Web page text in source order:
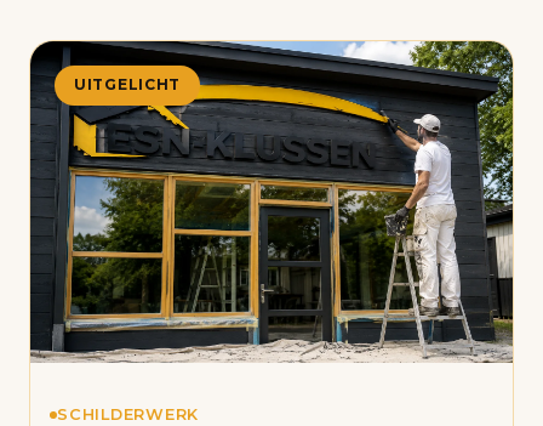
UITGELICHT
SCHILDERWERK